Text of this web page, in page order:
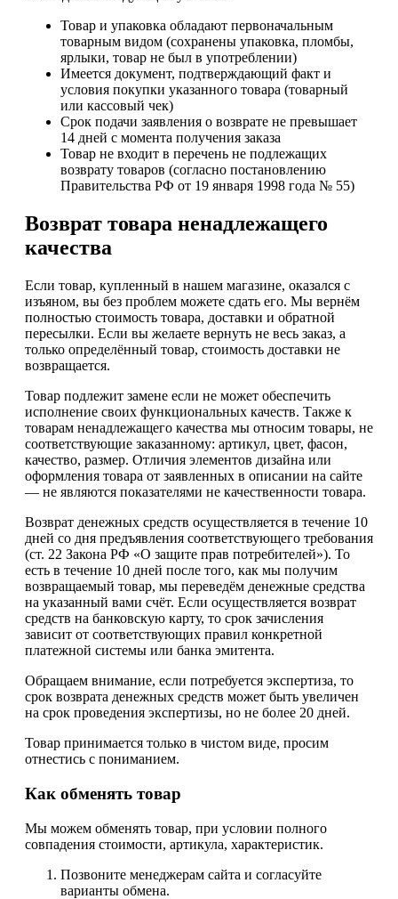
Товар и упаковка обладают первоначальным
товарным видом (сохранены упаковка, пломбы,
ярлыки, товар не был в употреблении)
Имеется документ, подтверждающий факт и
условия покупки указанного товара (товарный
или кассовый чек)
Срок подачи заявления о возврате не превышает
14 дней с момента получения заказа
Товар не входит в перечень не подлежащих
возврату товаров (согласно постановлению
Правительства РФ от 19 января 1998 года № 55)
Возврат товара ненадлежащего
качества
Если товар, купленный в нашем магазине, оказался с
изъяном, вы без проблем можете сдать его. Мы вернём
полностью стоимость товара, доставки и обратной
пересылки. Если вы желаете вернуть не весь заказ, а
только определённый товар, стоимость доставки не
возвращается.
Товар подлежит замене если не может обеспечить
исполнение своих функциональных качеств. Также к
товарам ненадлежащего качества мы относим товары, не
соответствующие заказанному: артикул, цвет, фасон,
качество, размер. Отличия элементов дизайна или
оформления товара от заявленных в описании на сайте
— не являются показателями не качественности товара.
Возврат денежных средств осуществляется в течение 10
дней со дня предъявления соответствующего требования
(ст. 22 Закона РФ «О защите прав потребителей»). То
есть в течение 10 дней после того, как мы получим
возвращаемый товар, мы переведём денежные средства
на указанный вами счёт. Если осуществляется возврат
средств на банковскую карту, то срок зачисления
зависит от соответствующих правил конкретной
платежной системы или банка эмитента.
Обращаем внимание, если потребуется экспертиза, то
срок возврата денежных средств может быть увеличен
на срок проведения экспертизы, но не более 20 дней.
Товар принимается только в чистом виде, просим
отнестись с пониманием.
Как обменять товар
Мы можем обменять товар, при условии полного
совпадения стоимости, артикула, характеристик.
Позвоните менеджерам сайта и согласуйте
варианты обмена.